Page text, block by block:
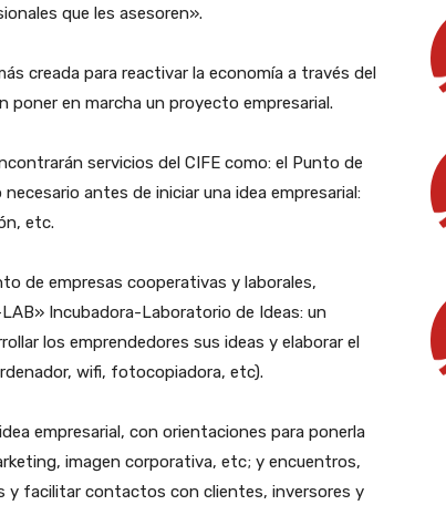
que les asesoren».
creada para reactivar la economía a través del
poner en marcha un proyecto empresarial.
servicios del CIFE como: el Punto de
antes de iniciar una idea empresarial:
etc.
de empresas cooperativas y laborales,
Incubadora-Laboratorio de Ideas: un
los emprendedores sus ideas y elaborar el
wifi, fotocopiadora, etc).
empresarial, con orientaciones para ponerla
imagen corporativa, etc; y encuentros,
y facilitar contactos con clientes, inversores y